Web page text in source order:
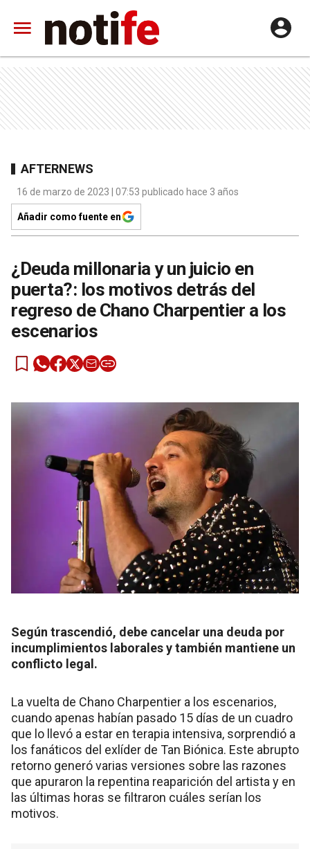
AFTERNEWS
16 de marzo de 2023 | 07:53 publicado hace 3 años
Añadir como fuente en
¿Deuda millonaria y un juicio en
puerta?: los motivos detrás del
regreso de Chano Charpentier a los
escenarios
Según trascendió, debe cancelar una deuda por
incumplimientos laborales y también mantiene un
conflicto legal.
La vuelta de Chano Charpentier a los escenarios,
cuando apenas habían pasado 15 días de un cuadro
que lo llevó a estar en terapia intensiva, sorprendió a
los fanáticos del exlíder de Tan Biónica. Este abrupto
retorno generó varias versiones sobre las razones
que apuraron la repentina reaparición del artista y en
las últimas horas se filtraron cuáles serían los
motivos.